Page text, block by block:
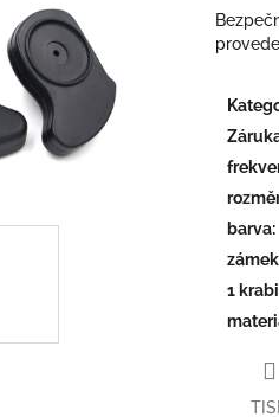
barva:
zámek
1